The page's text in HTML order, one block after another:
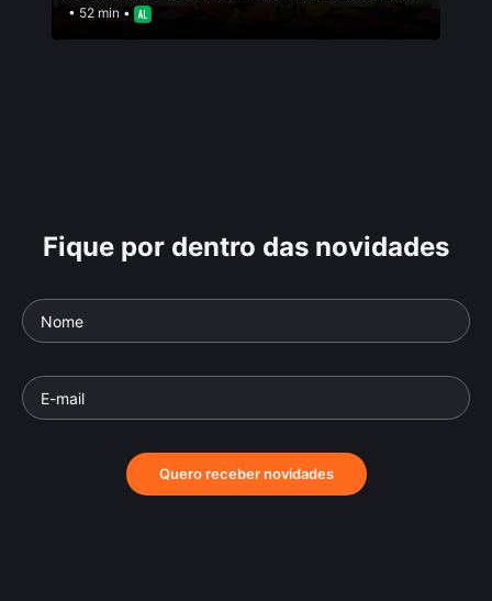
• 52 min •
Fique por dentro das novidades
Quero receber novidades